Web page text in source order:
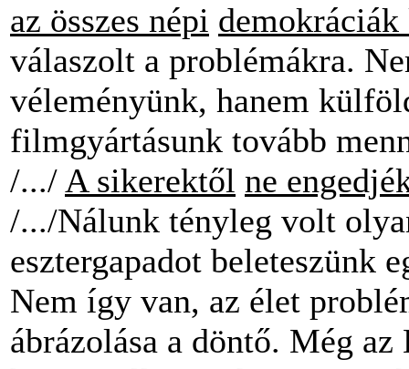
az összes népi
válaszolt a problémákra.
véleményünk, hanem
filmgyártásunk tovább
/.../ A sikerektől ne
/.../Nálunk tényleg volt
esztergapadot
Nem így van, az élet
ábrázolása a döntő. Még